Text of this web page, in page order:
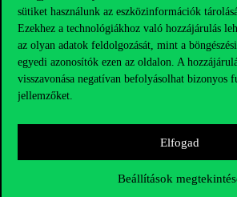
sütiket használunk az eszközinformációk
Ezekhez a technológiákhoz való hozzájárulás
az olyan adatok feldolgozását, mint a
egyedi azonosítók ezen az oldalon. A
visszavonása negatívan befolyásolhat bizonyos
jellemzőket.
Elfogad
Beállítások
HUB jelenlegi hallgatóinknak
Sajtó: press@uni-corvinus.hu